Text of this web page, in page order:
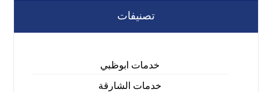
تصنيفات
خدمات ابوظبي
خدمات الشارقة